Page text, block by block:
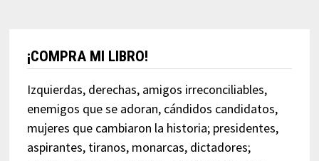
¡COMPRA MI LIBRO!
Izquierdas, derechas, amigos irreconciliables,
enemigos que se adoran, cándidos candidatos,
mujeres que cambiaron la historia; presidentes,
aspirantes, tiranos, monarcas, dictadores;